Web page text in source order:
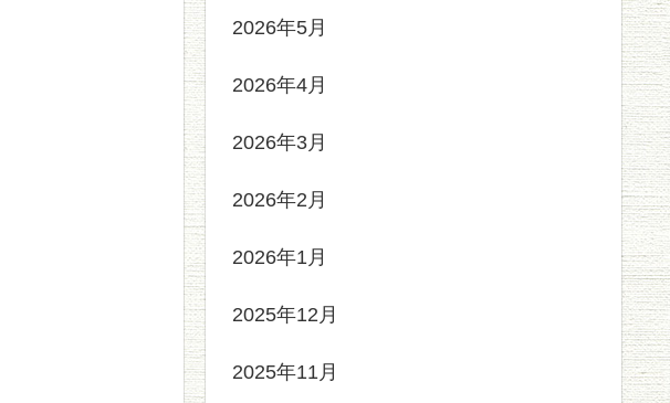
2026年5月
2026年4月
2026年3月
2026年2月
2026年1月
2025年12月
2025年11月